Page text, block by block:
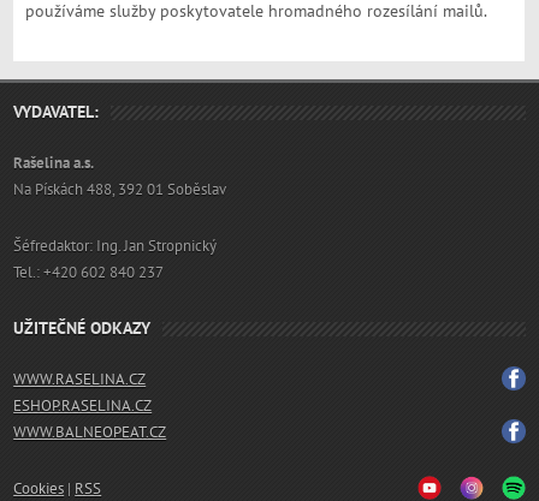
používáme služby poskytovatele hromadného rozesílání mailů.
VYDAVATEL:
Rašelina a.s.
Na Pískách 488, 392 01 Soběslav
Šéfredaktor: Ing. Jan Stropnický
Tel.: +420 602 840 237
UŽITEČNÉ ODKAZY
WWW.RASELINA.CZ
ESHOP.RASELINA.CZ
WWW.BALNEOPEAT.CZ
Cookies | RSS